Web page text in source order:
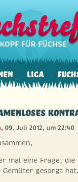
Liga
, 09. Juli 2012, um 22:40
mal eine Frage,
Gemüter gesorgt hat.